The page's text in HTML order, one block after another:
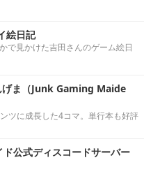
絵日記
で見かけた吉田さんのゲーム絵日
げま（Junk Gaming Maide
ツに成長した4コマ。単行本も好評
公式ディスコードサーバー